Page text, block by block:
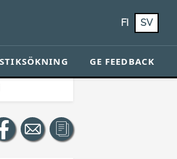
FI SV
GE FEEDBACK